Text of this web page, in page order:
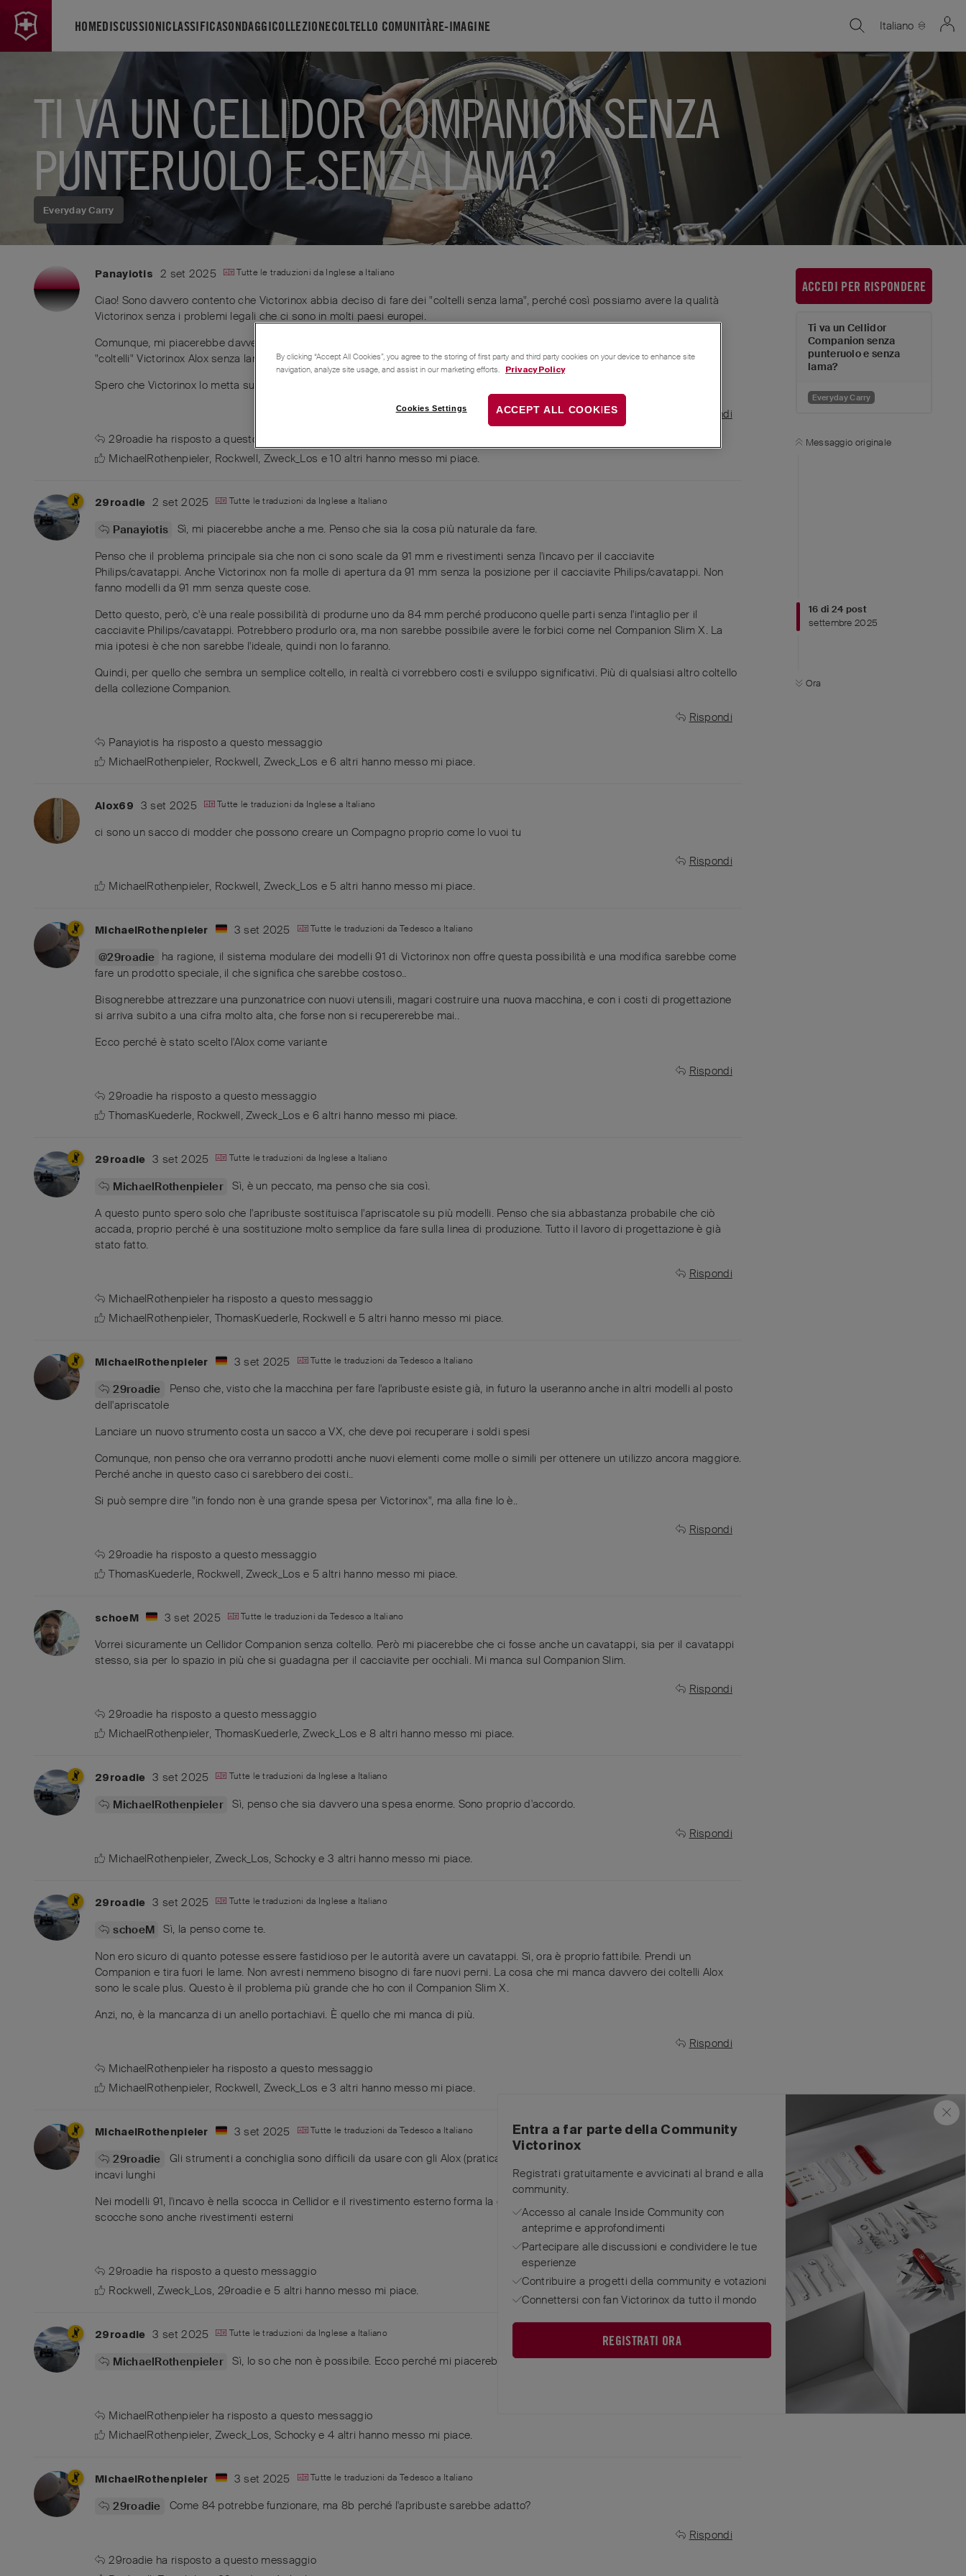
HOMEDISCUSSIONICLASSIFICASONDAGGICOLLEZIONECOLTELLO COMUNITÀRE-IMAGINE Italiano
Everyday Carry
TI VA UN CELLIDOR COMPANION SENZA
PUNTERUOLO E SENZA LAMA?
ACCEDI PER RISPONDERE
Ti va un Cellidor
Companion senza
punteruolo e senza
lama?
Everyday Carry
Messaggio originale
16 di 24 post
settembre 2025
Ora
Panayiotis 2 set 2025 Tutte le traduzioni da Inglese a Italiano
Ciao! Sono davvero contento che Victorinox abbia deciso di fare dei "coltelli senza lama", perché così possiamo avere la qualità
Victorinox senza i problemi legali che ci sono in molti paesi europei.
Comunque, mi piacerebbe davvero un Cellidor Companion senza lama e senza punteruolo, con le guancette Plus. Non solo i
"coltelli" Victorinox Alox senza lama.
Spero che Victorinox lo metta sul mercato. Che ne pensi?
Rispondi
29roadie ha risposto a questo messaggio
MichaelRothenpieler, Rockwell, Zweck_Los e10 altri hanno messo mi piace.
29roadie 2 set 2025 Tutte le traduzioni da Inglese a Italiano
Panayiotis
Sì, mi piacerebbe anche a me. Penso che sia la cosa più naturale da fare.
Penso che il problema principale sia che non ci sono scale da 91 mm e rivestimenti senza l'incavo per il cacciavite
Philips/cavatappi. Anche Victorinox non fa molle di apertura da 91 mm senza la posizione per il cacciavite Philips/cavatappi. Non
fanno modelli da 91 mm senza queste cose.
Detto questo, però, c'è una reale possibilità di produrne uno da 84 mm perché producono quelle parti senza l'intaglio per il
cacciavite Philips/cavatappi. Potrebbero produrlo ora, ma non sarebbe possibile avere le forbici come nel Companion Slim X. La
mia ipotesi è che non sarebbe l'ideale, quindi non lo faranno.
Quindi, per quello che sembra un semplice coltello, in realtà ci vorrebbero costi e sviluppo significativi. Più di qualsiasi altro coltello
della collezione Companion.
Rispondi
Panayiotis ha risposto a questo messaggio
MichaelRothenpieler, Rockwell, Zweck_Los e6 altri hanno messo mi piace.
Alox69 3 set 2025 Tutte le traduzioni da Inglesea Italiano
ci sono un sacco di modder che possono creare un Compagno proprio come lo vuoi tu
Rispondi
MichaelRothenpieler, Rockwell, Zweck_Los e 5 altri hanno messo mi piace.
MichaelRothenpieler 3 set 2025 Tutte le traduzioni da Tedesco a Italiano
@29roadie ha ragione, il sistema modulare dei modelli 91 di Victorinox non offre questa possibilità e una modifica sarebbe come
fare un prodotto speciale, il che significa che sarebbe costoso..
Bisognerebbe attrezzare una punzonatrice con nuovi utensili, magari costruire una nuova macchina, e con i costi di progettazione
si arriva subito a una cifra molto alta, che forse non si recupererebbe mai..
Ecco perché è stato scelto l'Alox come variante
Rispondi
29roadie ha risposto a questo messaggio
ThomasKuederle, Rockwell,Zweck_Los e 6 altri hanno messo mi piace.
29roadie 3 set 2025 Tutte le traduzioni da Inglese a Italiano
MichaelRothenpieler Sì, è un peccato, ma penso che sia così.
A questo punto spero solo che l'apribuste sostituisca l'apriscatole su più modelli. Penso che sia abbastanza probabile che ciò
accada, proprio perché è una sostituzione molto semplice da fare sulla linea di produzione. Tutto il lavoro di progettazione è già
stato fatto.
Rispondi
MichaelRothenpieler ha risposto a questo messaggio
MichaelRothenpieler, ThomasKuederle, Rockwell e 5 altri hanno messo mi piace.
MichaelRothenpieler 3 set 2025 Tutte le traduzioni da Tedesco a Italiano
29roadie
Penso che, visto che la macchina per fare l'apribuste esiste già, in futuro la useranno anche in altri modelli al posto
dell'apriscatole
Lanciare un nuovo strumento costa un sacco a VX, che deve poi recuperare i soldi spesi
Comunque, non penso che ora verranno prodotti anche nuovi elementi come molle o simili per ottenere un utilizzo ancora maggiore.
Perché anche in questo caso ci sarebbero dei costi..
Si può sempre dire "in fondo non è una grande spesa per Victorinox", ma alla fine lo è..
Rispondi
29roadie ha risposto a questo messaggio
ThomasKuederle, Rockwell,Zweck_Los e 5 altri hanno messo mi piace.
schoeM 3 set 2025 Tutte le traduzioni daTedesco a Italiano
Vorrei sicuramente un Cellidor Companion senza coltello. Però mi piacerebbe che ci fosse anche un cavatappi, sia per il cavatappi
stesso, sia per lo spazio in più che si guadagna per il cacciavite per occhiali. Mi manca sul Companion Slim.
Rispondi
29roadie ha risposto a questo messaggio
MichaelRothenpieler, ThomasKuederle,Zweck_Los e8 altri hanno messo mi piace.
29roadie 3 set 2025 Tutte le traduzioni da Inglese a Italiano
MichaelRothenpieler Sì, penso che sia davvero una spesa enorme. Sono proprio d'accordo.
Rispondi
MichaelRothenpieler, Zweck_Los, Schocky e 3 altri hanno messo mi piace.
29roadie 3 set 2025 Tutte le traduzioni da Inglese a Italiano
schoeM Sì, la penso come te.
Non ero sicuro di quanto potesse essere fastidioso per le autorità avere un cavatappi. Sì, ora è proprio fattibile. Prendi un
Companion e tira fuori le lame. Non avresti nemmeno bisogno di fare nuovi perni. La cosa che mi manca davvero dei coltelli Alox
sono le scale plus. Questo è il problema più grande che ho con il Companion Slim X.
Anzi, no, è la mancanza di un anello portachiavi. È quello che mi manca di più.
Rispondi
MichaelRothenpieler ha risposto a questo messaggio
MichaelRothenpieler, Rockwell, Zweck_Los e3 altri hanno messo mi piace.
MichaelRothenpieler 3 set 2025 Tutte le traduzioni da Tedesco a Italiano
29roadie
Gli strumenti a conchiglia sono difficili da usare con gli Alox (praticamente impossibili), perché è complicato fare gli
incavi lunghi
Nei modelli 91, l'incavo è nella scocca in Cellidor e il rivestimento esterno forma la chiusura corrispondente. Nei modelli Alox, le
scocche sono anche rivestimenti esterni
Rispondi
29roadie ha risposto a questo messaggio
Rockwell,Zweck_Los, 29roadie e 5 altri hanno messo mi piace.
29roadie 3 set 2025 Tutte le traduzioni da Inglese a Italiano
MichaelRothenpieler Sì, lo so che non è possibile. Ecco perché mi piacerebbe una versione in plastica in scala 91 mm.
MichaelRothenpieler ha risposto a questo messaggio
MichaelRothenpieler, Zweck_Los, Schocky e 4 altri hanno messo mi piace.
MichaelRothenpieler 3 set 2025 Tutte le traduzioni da Tedesco a Italiano
29roadie Come 84 potrebbe funzionare, ma 8b perché l'apribuste sarebbe adatto?
Rispondi
29roadie ha risposto a questo messaggio
Entra a far parte della Community
Victorinox
Registrati gratuitamente e avvicinati al brand e alla
community.
Accesso al canale Inside Community con
anteprime e approfondimenti
Partecipare alle discussioni e condividere le tue
esperienze
Contribuire a progetti della community e votazioni
Connettersi con fan Victorinox da tutto il mondo
REGISTRATI ORA
By clicking “Accept All Cookies”, you agree to the storing of first party and third party cookies on your device to enhance site
navigation, analyze site usage, and assist in our marketing efforts.
Privacy Policy
Cookies Settings ACCEPT ALL COOKIES